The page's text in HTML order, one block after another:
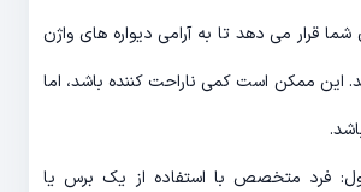
شما قرار می دهد تا به آرامی دیواره های واژن
این ممکن است کمی ناراحت کننده باشد، اما
فرد متخصص با استفاده از یک برس یا